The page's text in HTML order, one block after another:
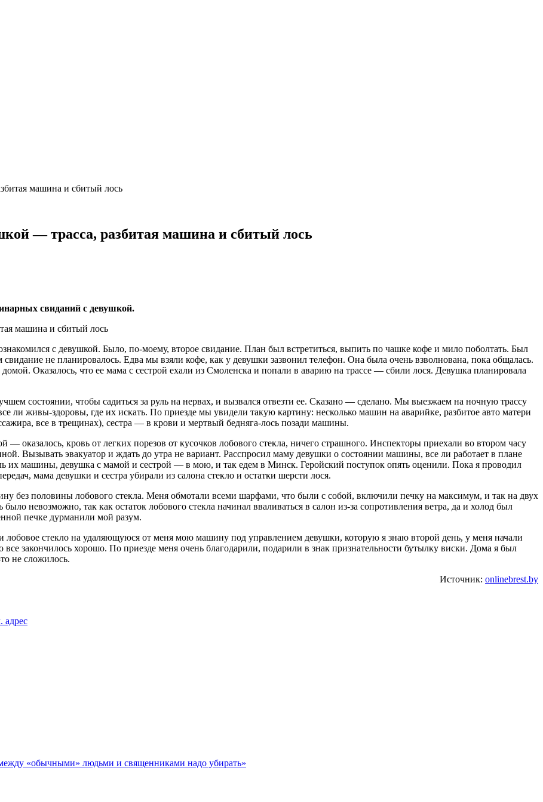
машина и сбитый лось
— трасса, разбитая машина и сбитый лось
свиданий с девушкой.
с девушкой. Было, по-моему, второе свидание. План был встретиться, выпить по чашке кофе и мило поболтать. Был
не планировалось. Едва мы взяли кофе, как у девушки зазвонил телефон. Она была очень взволнована, пока общалась.
Оказалось, что ее мама с сестрой ехали из Смоленска и попали в аварию на трассе — сбили лося. Девушка планировала
состоянии, чтобы садиться за руль на нервах, и вызвался отвезти ее. Сказано — сделано. Мы выезжаем на ночную трассу
ли живы-здоровы, где их искать. По приезде мы увидели такую картину: несколько машин на аварийке, разбитое авто матери
все в трещинах), сестра — в крови и мертвый бедняга-лось позади машины.
оказалось, кровь от легких порезов от кусочков лобового стекла, ничего страшного. Инспекторы приехали во втором часу
Вызывать эвакуатор и ждать до утра не вариант. Расспросил маму девушки о состоянии машины, все ли работает в плане
их машины, девушка с мамой и сестрой — в мою, и так едем в Минск. Геройский поступок опять оценили. Пока я проводил
мама девушки и сестра убирали из салона стекло и остатки шерсти лося.
без половины лобового стекла. Меня обмотали всеми шарфами, что были с собой, включили печку на максимум, и так на двух
невозможно, так как остаток лобового стекла начинал вваливаться в салон из-за сопротивления ветра, да и холод был
печке дурманили мой разум.
лобовое стекло на удаляющуюся от меня мою машину под управлением девушки, которую я знаю второй день, у меня начали
закончилось хорошо. По приезде меня очень благодарили, подарили в знак признательности бутылку виски. Дома я был
не сложилось.
Источник: onlinebrest.by
адрес
«обычными» людьми и священниками надо убирать»